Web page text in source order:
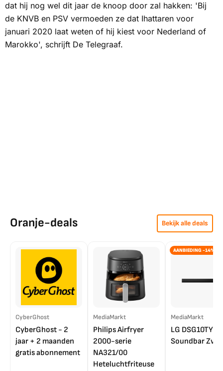
dat hij nog wel dit jaar de knoop door zal hakken: 'Bij
de KNVB en PSV vermoeden ze dat Ihattaren voor
januari 2020 laat weten of hij kiest voor Nederland of
Marokko', schrijft De Telegraaf.
Oranje-deals Bekijk alle deals
CyberGhost
CyberGhost - 2
jaar + 2 maanden
gratis abonnement
MediaMarkt
Philips Airfryer
2000-serie
NA321/00
Heteluchtfriteuse
AANBIEDING -14%
MediaMarkt
LG DSG10TY
Soundbar